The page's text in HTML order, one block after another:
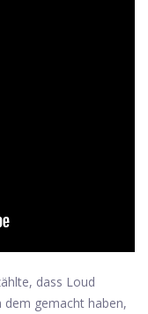
dass Loud
dem gemacht haben,